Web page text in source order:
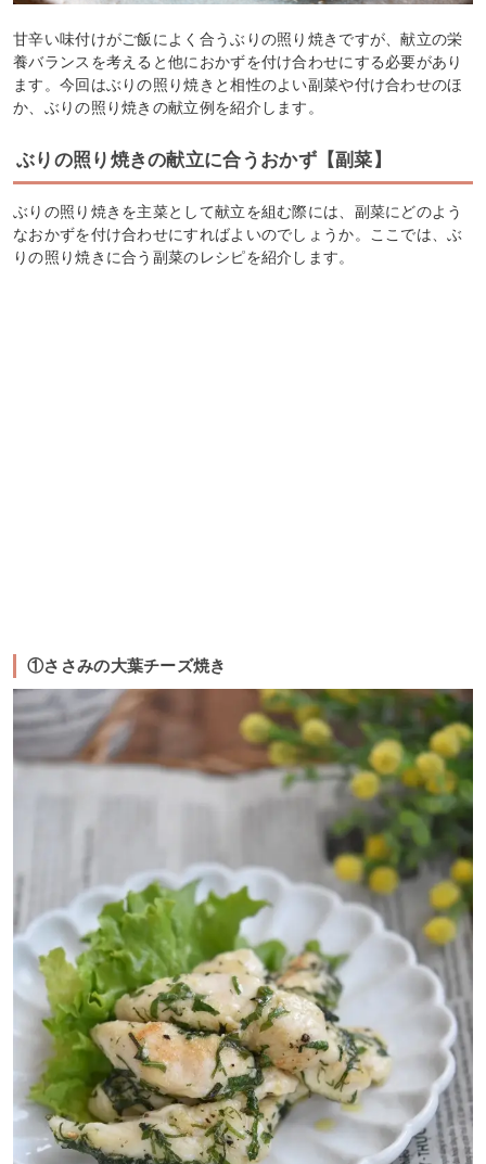
甘辛い味付けがご飯によく合うぶりの照り焼きですが、献立の栄
養バランスを考えると他におかずを付け合わせにする必要があり
ます。今回はぶりの照り焼きと相性のよい副菜や付け合わせのほ
か、ぶりの照り焼きの献立例を紹介します。
ぶりの照り焼きの献立に合うおかず【副菜】
ぶりの照り焼きを主菜として献立を組む際には、副菜にどのよう
なおかずを付け合わせにすればよいのでしょうか。ここでは、ぶ
りの照り焼きに合う副菜のレシピを紹介します。
①ささみの大葉チーズ焼き